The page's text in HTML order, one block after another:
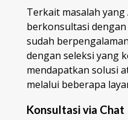
Terkait masalah yang
berkonsultasi
sudah
dengan seleksi yang
mendapatkan solusi
melalui beberapa
Konsultasi via Chat